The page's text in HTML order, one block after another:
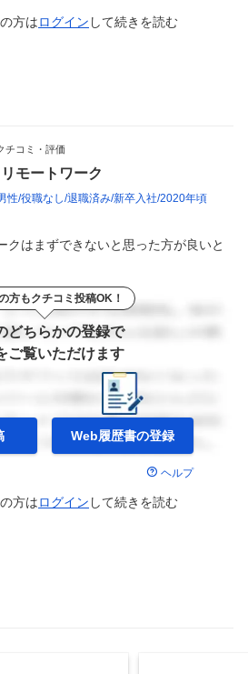
方はログイン して続きを読む
チコミ・評価
モートワーク
性 役職なし 退職済み 新卒入社 2020年頃
クはまずできないと思った方が良いと
方もクチコミ投稿OK！
どちらかの登録で
ご覧いただけます
Web履歴書の登録
ヘルプ
方はログイン して続きを読む